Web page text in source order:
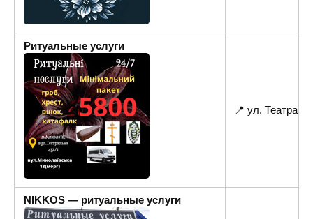
Ритуальные услуги
📍 ул.
NIKKOS — ритуальные услуги